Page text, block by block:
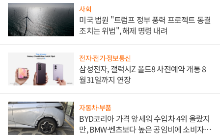
사회
미국 법원 "트럼프 정부 풍력 프로젝트 동결
조치는 위법", 해제 명령 내려
전자·전기·정보통신
삼성전자, 갤럭시Z 폴드8 사전예약 개통 8
월31일까지 연장
자동차·부품
BYD코리아 가격 앞세워 수입차 4위 올랐지
만, BMW·벤츠보다 높은 공임비에 소비자